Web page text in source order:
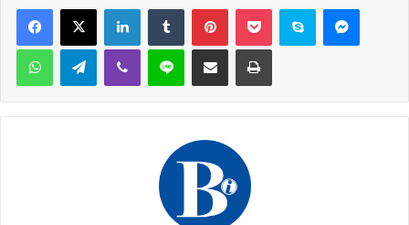
Facebook
X LinkedinTumblr PinterestPocket Skype
WhatsAppTelegramViber Ligne Partager par email Imprimer